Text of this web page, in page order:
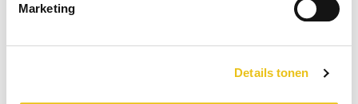
Marketing
Details tonen